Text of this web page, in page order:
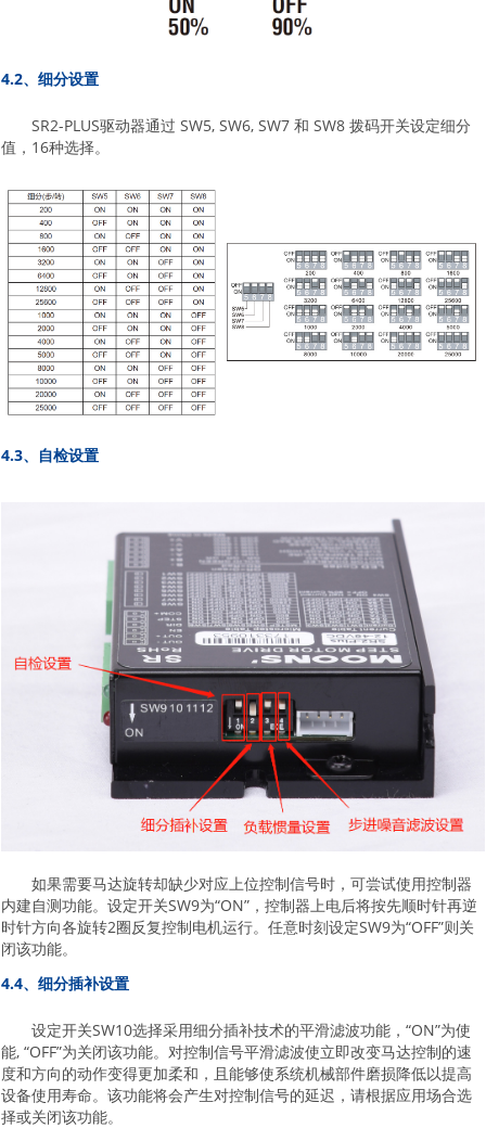
4.2、细分设置
SR2-PLUS驱动器通过 SW5, SW6, SW7 和 SW8 拨码开关设定细分
值，16种选择。
4.3、自检设置
如果需要马达旋转却缺少对应上位控制信号时，可尝试使用控制器
内建自测功能。设定开关SW9为“ON”，控制器上电后将按先顺时针再逆
时针方向各旋转2圈反复控制电机运行。任意时刻设定SW9为“OFF”则关
闭该功能。
4.4、细分插补设置
设定开关SW10选择采用细分插补技术的平滑滤波功能，“ON”为使
能, “OFF”为关闭该功能。对控制信号平滑滤波使立即改变马达控制的速
度和方向的动作变得更加柔和，且能够使系统机械部件磨损降低以提高
设备使用寿命。该功能将会产生对控制信号的延迟，请根据应用场合选
择或关闭该功能。